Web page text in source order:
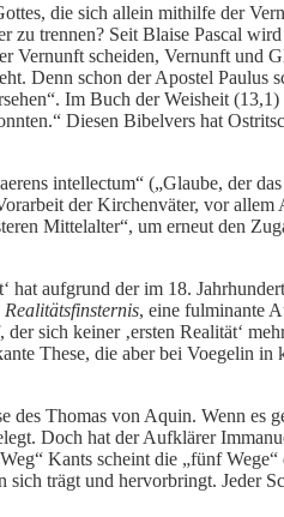
die sich allein mithilfe der
zu trennen? Seit Blaise Pascal
Vernunft scheiden, Vernunft und
Denn schon der Apostel Paulus
Im Buch der Weisheit
Diesen Bibelvers hat
intellectum“ („Glaube, der
der Kirchenväter, vor
Mittelalter“, um erneut den
aufgrund der im 18.
Realitätsfinsternis, eine fulminante
sich keiner ‚ersten Realität‘
These, die aber bei Voegelin in
Thomas von Aquin. Wenn es
Doch hat der Aufklärer
Kants scheint die „fünf
trägt und hervorbringt. Jeder